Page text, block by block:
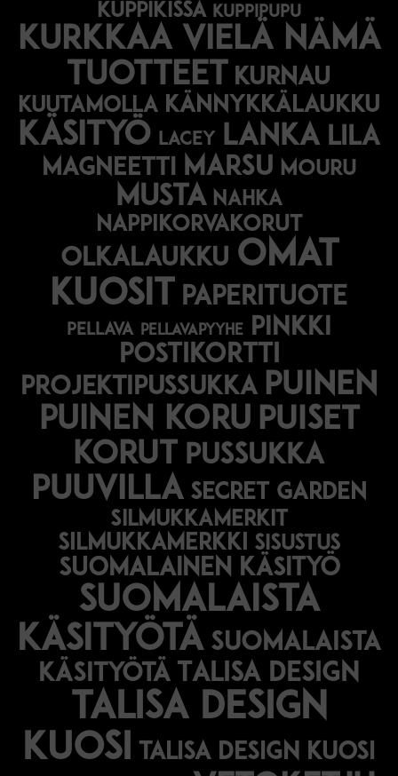
kuppikissa kuppipupu
Kurkkaa vielä nämä
tuotteet kurnau
kuutamolla kännykkälaukku
käsityö lacey lanka lila
magneetti marsu mouru
musta nahka
nappikorvakorut
olkalaukku omat
kuosit
paperituote
pellava pellavapyyhe pinkki
postikortti
projektipussukka puinen
puinen koru puiset
korut pussukka
puuvilla secret garden
silmukkamerkit
silmukkamerkki sisustus
suomalainen käsityö
suomalaista
käsityötä suomalaista
käsityötä
Talisa Design
talisa design
kuosi talisa design kuosi